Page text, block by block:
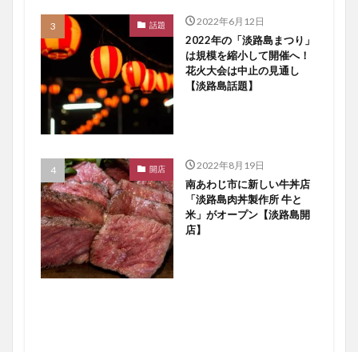
話題 2022年6月12日
2022年の「淡路島まつり」
は規模を縮小して開催へ！
花火大会は中止の見通し
【淡路島話題】
開店 2022年8月19日
南あわじ市に新しい牛丼店
「淡路島肉丼製作所 牛と
米」がオープン【淡路島開
店】